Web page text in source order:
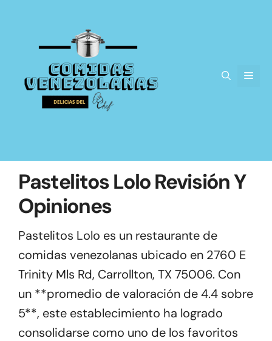
contenido
Pastelitos Lolo Revisión Y
Opiniones
Pastelitos Lolo es un restaurante de
comidas venezolanas ubicado en 2760 E
Trinity Mls Rd, Carrollton, TX 75006. Con
un **promedio de valoración de 4.4 sobre
5**, este establecimiento ha logrado
consolidarse como uno de los favoritos